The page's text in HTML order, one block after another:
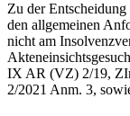
Zu der Entscheidung
den allgemeinen
nicht am
IX AR (VZ) 2/19,
2/2021 Anm. 3,